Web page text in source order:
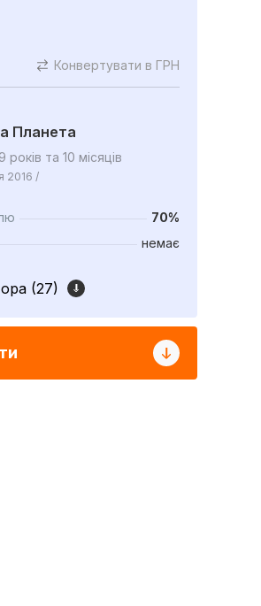
Конвертувати в ГРН
Планета
років та 10 місяців
2016 /
70%
немає
(27)